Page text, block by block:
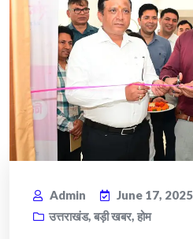
Admin
June 17, 2025
उत्तराखंड, बड़ी खबर, होम